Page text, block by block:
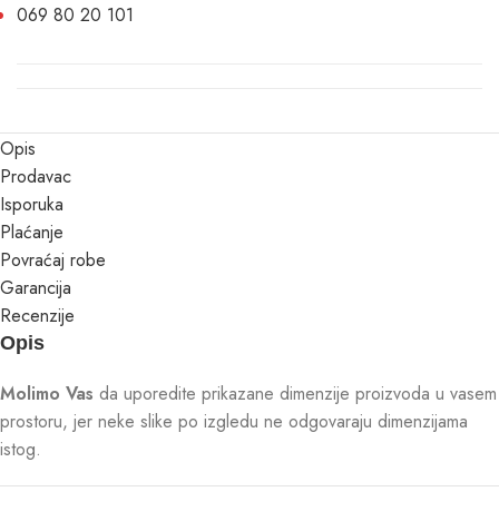
069 80 20 101
Opis
Prodavac
Isporuka
Plaćanje
Povraćaj robe
Garancija
Recenzije
Opis
Molimo Vas da uporedite prikazane dimenzije proizvoda u vasem
prostoru, jer neke slike po izgledu ne odgovaraju dimenzijama
istog.